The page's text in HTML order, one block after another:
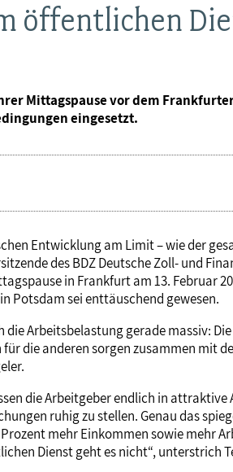
öffentlichen
Mittagspause vor dem
eingesetzt.
Entwicklung am Limit – wie der
des BDZ Deutsche Zoll- und
in Frankfurt am 13. Februar
Potsdam sei enttäuschend gewesen.
Arbeitsbelastung gerade massiv:
die anderen sorgen zusammen mit
die Arbeitgeber endlich in attraktive
ruhig zu stellen. Genau das
mehr Einkommen sowie mehr
Dienst geht es nicht“, unterstrich